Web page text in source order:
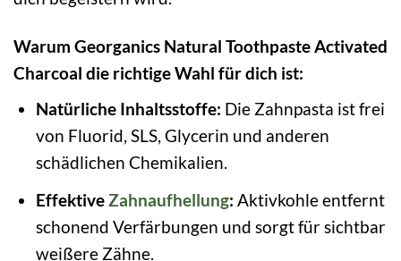
Warum Georganics Natural Toothpaste Activated
Charcoal die richtige Wahl für dich ist:
Natürliche Inhaltsstoffe: Die Zahnpasta ist frei
von Fluorid, SLS, Glycerin und anderen
schädlichen Chemikalien.
Effektive Zahnaufhellung: Aktivkohle entfernt
schonend Verfärbungen und sorgt für sichtbar
weißere Zähne.